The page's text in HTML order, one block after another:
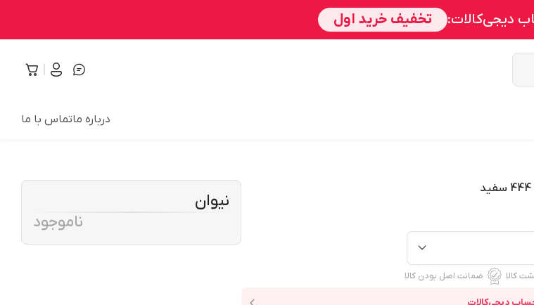
درباره ماتماس با ما
ضمانت اصل بودن کالا
نیوان
ناموجود